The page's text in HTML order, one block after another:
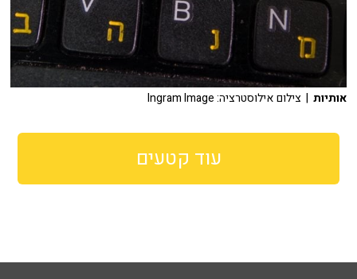
אותיות | צילום אילוסטרציה: Ingram Image
עוד קטעים